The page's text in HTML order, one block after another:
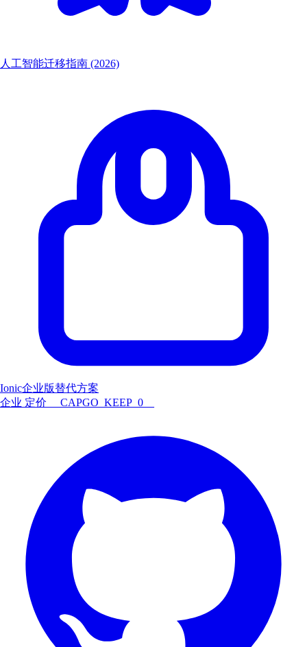
人工智能迁移指南 (2026)
Ionic企业版替代方案
企业 定价 __CAPGO_KEEP_0__